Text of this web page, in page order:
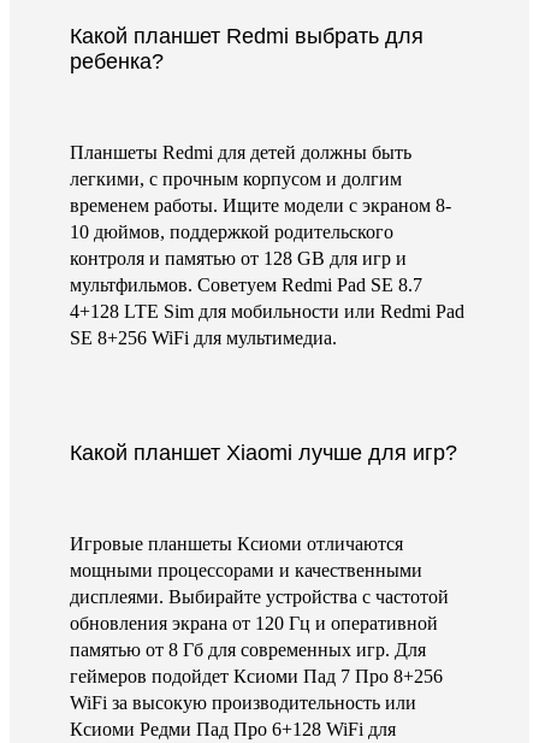
Какой планшет Redmi выбрать для
ребенка?
Планшеты Redmi для детей должны быть
легкими, с прочным корпусом и долгим
временем работы. Ищите модели с экраном 8-
10 дюймов, поддержкой родительского
контроля и памятью от 128 GB для игр и
мультфильмов. Советуем Redmi Pad SE 8.7
4+128 LTE Sim для мобильности или Redmi Pad
SE 8+256 WiFi для мультимедиа.
Какой планшет Xiaomi лучше для игр?
Игровые планшеты Ксиоми отличаются
мощными процессорами и качественными
дисплеями. Выбирайте устройства с частотой
обновления экрана от 120 Гц и оперативной
памятью от 8 Гб для современных игр. Для
геймеров подойдет Ксиоми Пад 7 Про 8+256
WiFi за высокую производительность или
Ксиоми Редми Пад Про 6+128 WiFi для